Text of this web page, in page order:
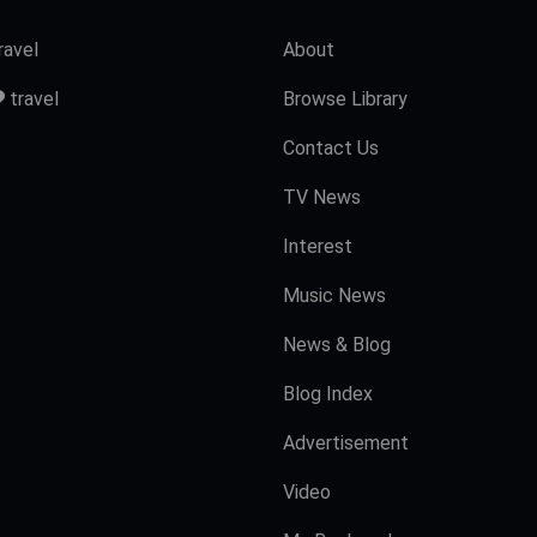
travel
About
Browse Library
Contact Us
TV News
Interest
Music News
News & Blog
Blog Index
Advertisement
Video